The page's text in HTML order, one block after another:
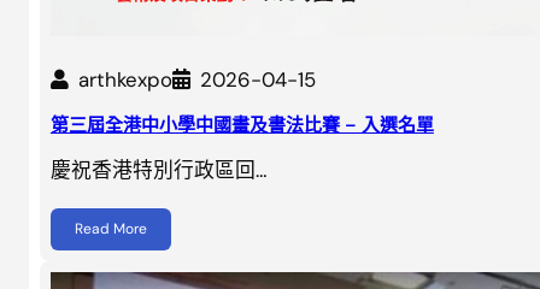
arthkexpo 2026-04-15
第三屆全港中小學中國畫及書法比賽 – 入選名單
慶祝香港特別行政區回…
Read More